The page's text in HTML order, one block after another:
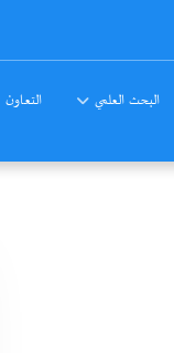
البحث العلمي التعاون